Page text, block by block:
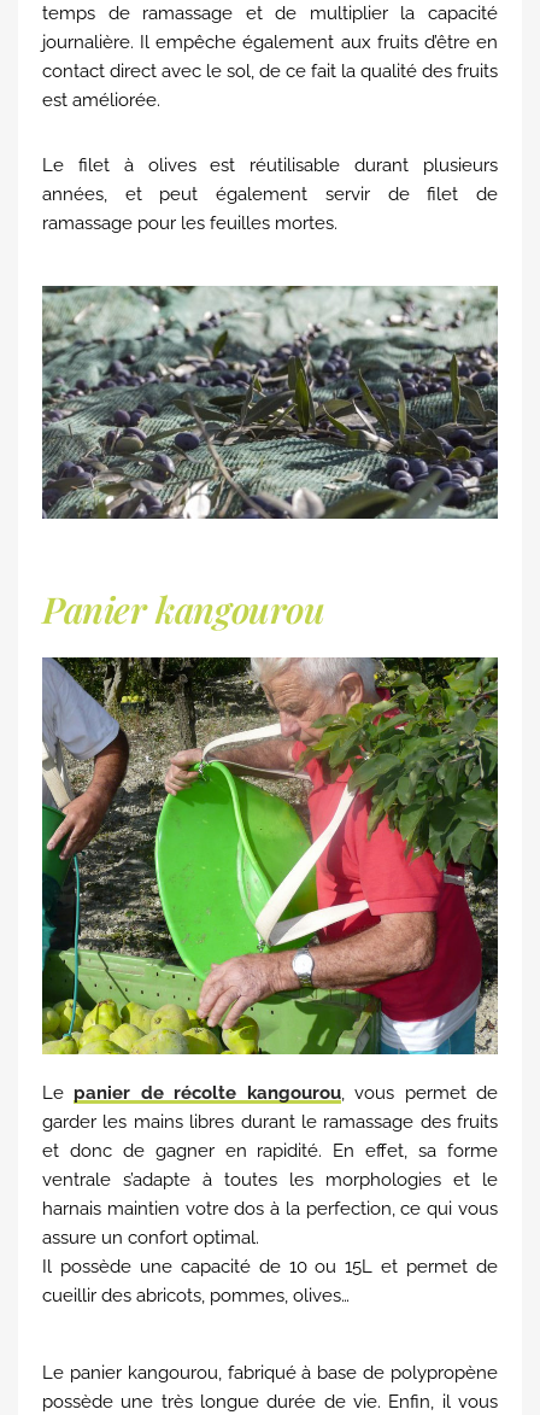
temps de ramassage et de multiplier la capacité
journalière. Il empêche également aux fruits d’être en
contact direct avec le sol, de ce fait la qualité des fruits
est améliorée.
Le filet à olives est réutilisable durant plusieurs
années, et peut également servir de filet de
ramassage pour les feuilles mortes.
Panier kangourou
Le panier de récolte kangourou, vous permet de
garder les mains libres durant le ramassage des fruits
et donc de gagner en rapidité. En effet, sa forme
ventrale s’adapte à toutes les morphologies et le
harnais maintien votre dos à la perfection, ce qui vous
assure un confort optimal.
Il possède une capacité de 10 ou 15L et permet de
cueillir des abricots, pommes, olives…
Le panier kangourou, fabriqué à base de polypropène
possède une très longue durée de vie. Enfin, il vous